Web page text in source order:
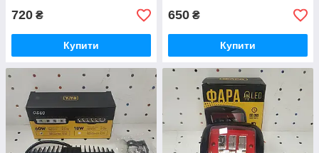
720 ₴
Купити
650 ₴
Купити